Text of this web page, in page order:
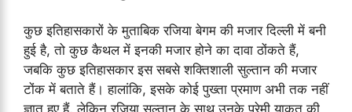
कुछ इतिहासकारों के मुताबिक रजिया बेगम की मजार दिल्ली में बनी
हुई है, तो कुछ कैथल में इनकी मजार होने का दावा ठोंकते हैं,
जबकि कुछ इतिहासकार इस सबसे शक्तिशाली सुल्तान की मजार
टोंक में बताते हैं। हालांकि, इसके कोई पुख्ता प्रमाण अभी तक नहीं